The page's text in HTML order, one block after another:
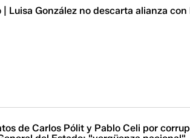
Luisa González no descarta alianza con
de Carlos Pólit y Pablo Celi por